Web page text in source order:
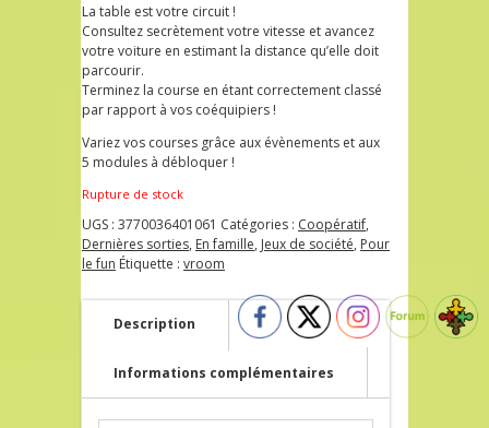
La table est votre circuit !
Consultez secrètement votre vitesse et avancez
votre voiture en estimant la distance qu’elle doit
parcourir.
Terminez la course en étant correctement classé
par rapport à vos coéquipiers !
Variez vos courses grâce aux évènements et aux
5 modules à débloquer !
Rupture de stock
UGS : 3770036401061 Catégories : Coopératif,
Dernières sorties, En famille, Jeux de société, Pour
le fun Étiquette : vroom
Description
Informations complémentaires